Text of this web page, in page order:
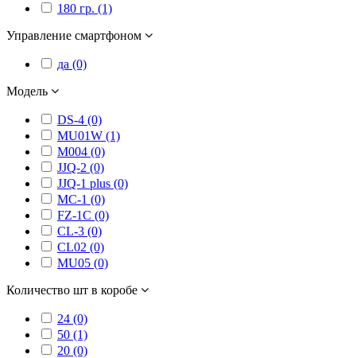
180 гр. (1)
Управление смартфоном
да (0)
Модель
DS-4 (0)
MU01W (1)
M004 (0)
JJQ-2 (0)
JJQ-1 plus (0)
MC-1 (0)
FZ-1C (0)
CL-3 (0)
CL02 (0)
MU05 (0)
Количество шт в коробе
24 (0)
50 (1)
20 (0)